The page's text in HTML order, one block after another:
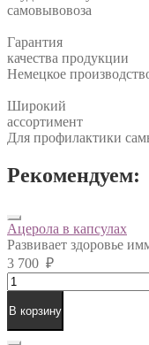
самовывовоза
Гарантия
качества продукции
Немецкое
Широкий
ассортимент
Для профилактики
Рекомендуем:
Ацерола в капсулах
Развивает здоровье
3 700 ₽
Ацерола
в
капсулах
quantity
В корзину